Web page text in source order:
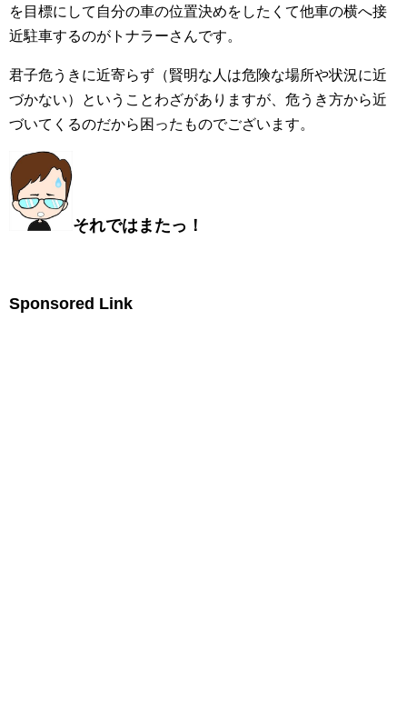
を目標にして自分の車の位置決めをしたくて他車の横へ接
近駐車するのがトナラーさんです。
君子危うきに近寄らず（賢明な人は危険な場所や状況に近
づかない）ということわざがありますが、危うき方から近
づいてくるのだから困ったものでございます。
それではまたっ！
Sponsored Link